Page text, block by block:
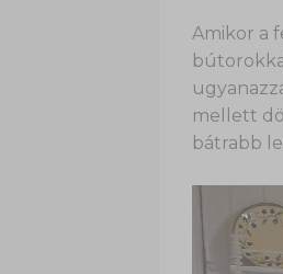
Amikor a
mellett
bátrabb